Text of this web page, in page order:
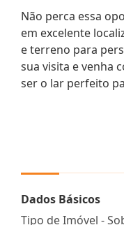
Não perca essa
em excelente
e terreno para
sua visita e venha
ser o lar perfeito
Dados Básicos
Tipo de Imóvel -